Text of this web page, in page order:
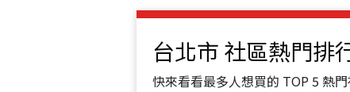
台北市 社區熱門排
快來看看最多人想買的 TOP 5 熱門